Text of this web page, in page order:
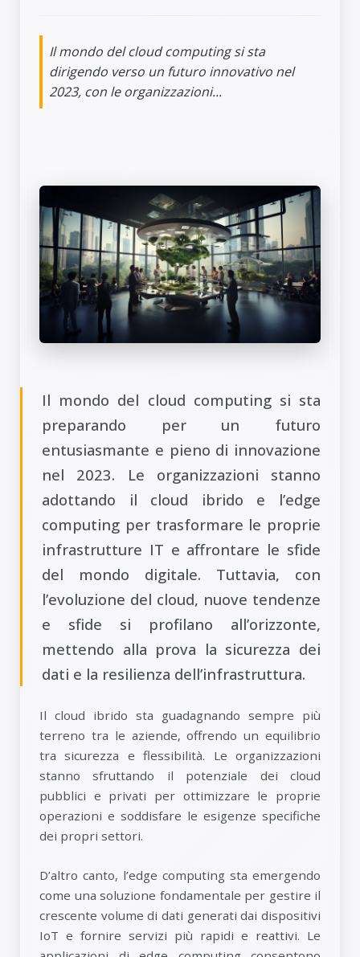
Il mondo del cloud computing si sta
dirigendo verso un futuro innovativo nel
2023, con le organizzazioni...
Il mondo del cloud computing si sta
preparando per un futuro
entusiasmante e pieno di innovazione
nel 2023. Le organizzazioni stanno
adottando il cloud ibrido e l’edge
computing per trasformare le proprie
infrastrutture IT e affrontare le sfide
del mondo digitale. Tuttavia, con
l’evoluzione del cloud, nuove tendenze
e sfide si profilano all’orizzonte,
mettendo alla prova la sicurezza dei
dati e la resilienza dell’infrastruttura.
Il cloud ibrido sta guadagnando sempre più
terreno tra le aziende, offrendo un equilibrio
tra sicurezza e flessibilità. Le organizzazioni
stanno sfruttando il potenziale dei cloud
pubblici e privati ​​per ottimizzare le proprie
operazioni e soddisfare le esigenze specifiche
dei propri settori.
D’altro canto, l’edge computing sta emergendo
come una soluzione fondamentale per gestire il
crescente volume di dati generati dai dispositivi
IoT e fornire servizi più rapidi e reattivi. Le